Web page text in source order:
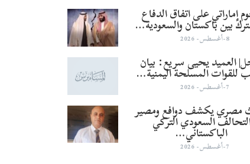
إماراتي على اتفاق الدفاع
بين باكستان والسعودية…
8-أغسطس- 2026
العميد يحيى سريع: بيان
للقوات المسلحة اليمنية…
7-أغسطس- 2026
مصري يكشف دوافع ومصير
السعودي التركي
الباكستاني…
7-أغسطس- 2026